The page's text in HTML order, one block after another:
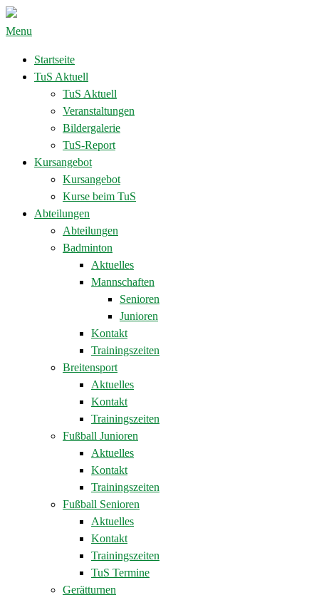
Menu
Startseite
TuS Aktuell
TuS Aktuell
Veranstaltungen
Bildergalerie
TuS-Report
Kursangebot
Kursangebot
Kurse beim TuS
Abteilungen
Abteilungen
Badminton
Aktuelles
Mannschaften
Senioren
Junioren
Kontakt
Trainingszeiten
Breitensport
Aktuelles
Kontakt
Trainingszeiten
Fußball Junioren
Aktuelles
Kontakt
Trainingszeiten
Fußball Senioren
Aktuelles
Kontakt
Trainingszeiten
TuS Termine
Gerätturnen